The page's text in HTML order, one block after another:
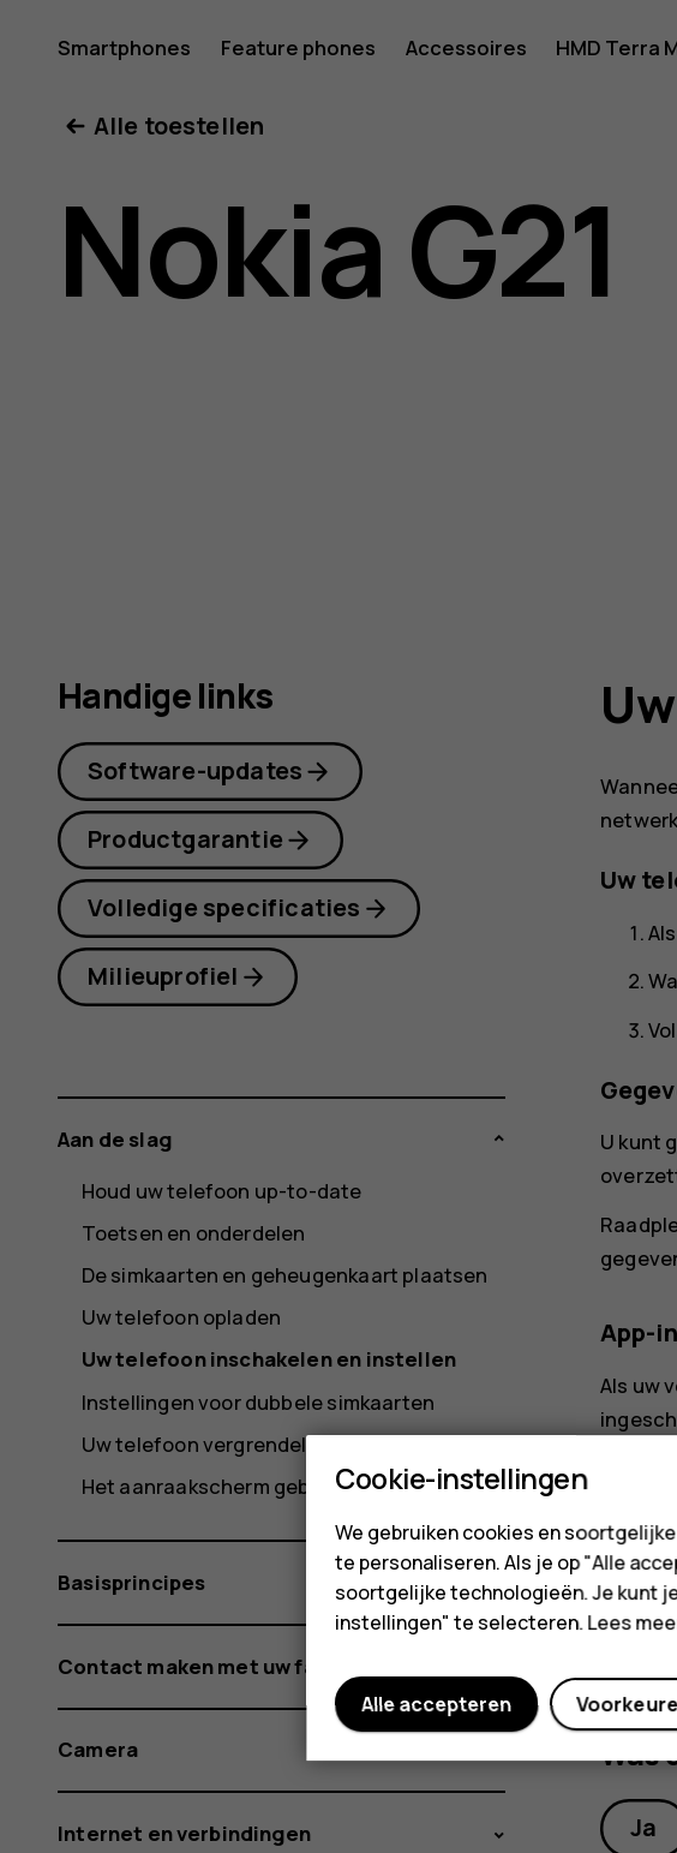
voor
Nokia
Smartphones Feature phones Accessoires HMD Terra
Alle toestellen
Nokia G21
Uw
U kunt
App-
Als uw
Was
Ja
Handige links
Software-updates
Productgarantie
Volledige specificaties
Milieuprofiel
Aan de slag
Houd uw telefoon up-to-date
Toetsen en onderdelen
De simkaarten en geheugenkaart plaatsen
Uw telefoon opladen
Uw telefoon inschakelen en instellen
Instellingen voor dubbele simkaarten
Uw telefoon vergrendelen of ontgrendelen
Het aanraakscherm gebruiken
Basisprincipes
Contact maken met uw familie en vrienden
Camera
Internet en verbindingen
Cookie-instellingen
We gebruiken cookies en
te personaliseren. Als je op "Alle
soortgelijke technologieën. Je kunt
instellingen" te selecteren. Lees
Alle accepteren